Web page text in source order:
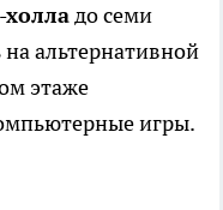
до семи
альтернативной
этаже
игры.